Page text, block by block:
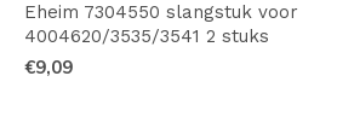
Eheim 7304550 slangstuk voor
4004620/3535/3541 2 stuks
€9,09